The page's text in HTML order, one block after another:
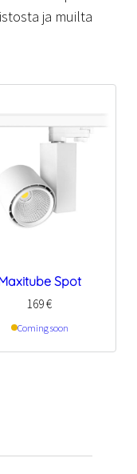
ja muilta
Spot
169€
Coming soon